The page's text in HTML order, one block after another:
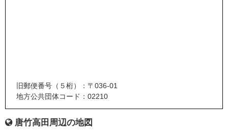
旧郵便番号（５桁）：〒036-01
地方公共団体コード：02210
唐竹高田周辺の地図